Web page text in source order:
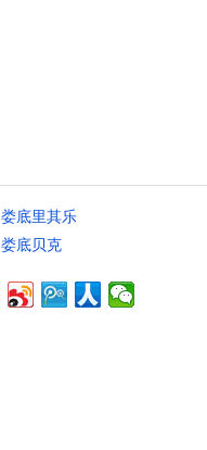
娄底里其乐
娄底贝克